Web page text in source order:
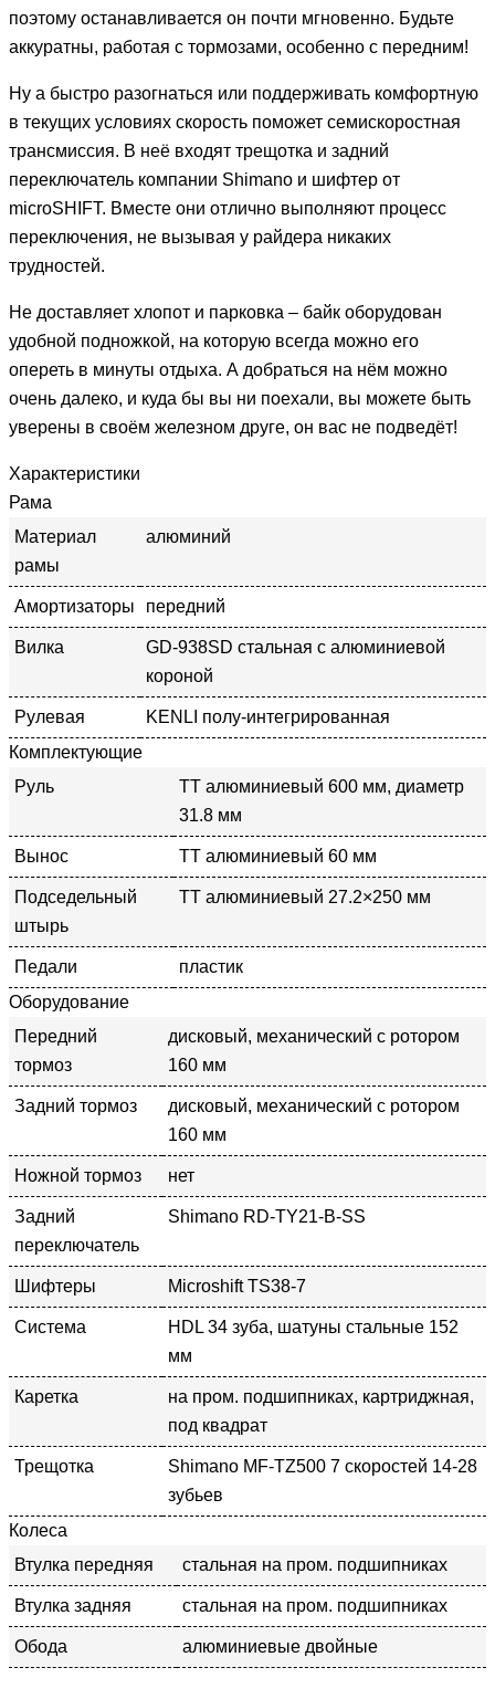
поэтому останавливается он почти мгновенно. Будьте
аккуратны, работая с тормозами, особенно с передним!
Ну а быстро разогнаться или поддерживать комфортную
в текущих условиях скорость поможет семискоростная
трансмиссия. В неё входят трещотка и задний
переключатель компании Shimano и шифтер от
microSHIFT. Вместе они отлично выполняют процесс
переключения, не вызывая у райдера никаких
трудностей.
Не доставляет хлопот и парковка – байк оборудован
удобной подножкой, на которую всегда можно его
опереть в минуты отдыха. А добраться на нём можно
очень далеко, и куда бы вы ни поехали, вы можете быть
уверены в своём железном друге, он вас не подведёт!
Характеристики
Рама
Материал
рамы
алюминий
Амортизаторы передний
Вилка
GD-938SD стальная с алюминиевой
короной
Рулевая
KENLI полу-интегрированная
Комплектующие
Руль
ТТ алюминиевый 600 мм, диаметр
31.8 мм
Вынос ТТ алюминиевый 60 мм
Подседельный
штырь
TT алюминиевый 27.2×250 мм
Педали
пластик
Оборудование
Передний
тормоз
дисковый, механический с ротором
160 мм
Задний тормоз
дисковый, механический с ротором
160 мм
Ножной тормоз нет
Задний
переключатель
Shimano RD-TY21-B-SS
Шифтеры Microshift TS38-7
Система
HDL 34 зуба, шатуны стальные 152
мм
Каретка
на пром. подшипниках, картриджная,
под квадрат
Трещотка
Shimano MF-TZ500 7 скоростей 14-28
зубьев
Колеса
Втулка передняя
стальная на пром. подшипниках
Втулка задняя стальная на пром. подшипниках
Обода алюминиевые двойные